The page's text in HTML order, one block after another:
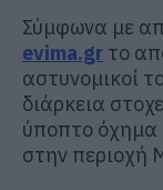
Σύμφωνα με
evima.gr το
αστυνομικοί
διάρκεια
ύποπτο
στην περιοχή